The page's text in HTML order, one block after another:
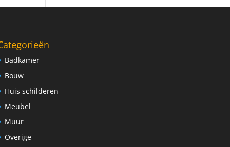
Badkamer
Bouw
Huis schilderen
Meubel
Muur
Overige